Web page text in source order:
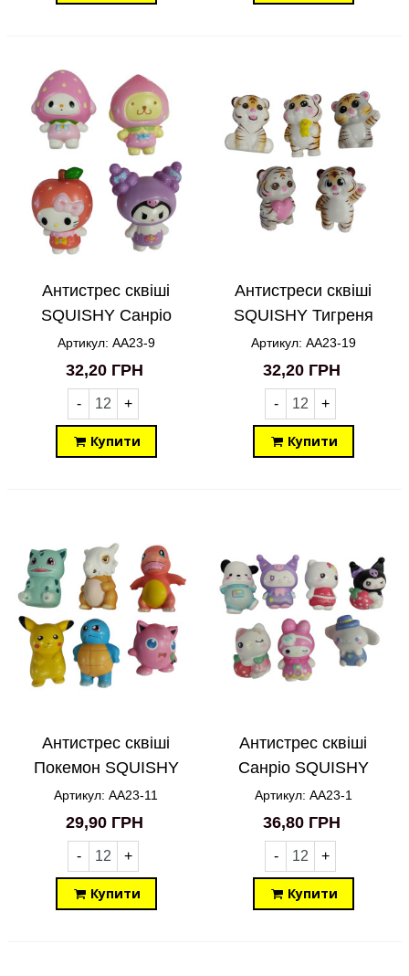
Антистрес сквіші
SQUISHY Санріо
Sanrio фрукти AA23-9
Артикул: AA23-9
32,20 ГРН
- +
Купити
Антистреси сквіші
SQUISHY Тигреня
AA23-19
Артикул: AA23-19
32,20 ГРН
- +
Купити
Антистрес сквіші
Покемон SQUISHY
Pokemon AA23-11
Артикул: AA23-11
29,90 ГРН
- +
Купити
Антистрес сквіші
Санріо SQUISHY
Sanrio AA23-1
Артикул: AA23-1
36,80 ГРН
- +
Купити